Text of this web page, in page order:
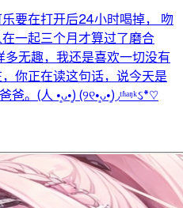
要在打开后24小时喝掉， 吻
一起三个月才算过了磨合
无趣，我还是喜欢一切没有
你正在读这句话，说今天是
。(人 •͈ᴗ•͈) (୨୧•͈ᴗ•͈)◞ᵗʱᵃᵑᵏઽ*♡